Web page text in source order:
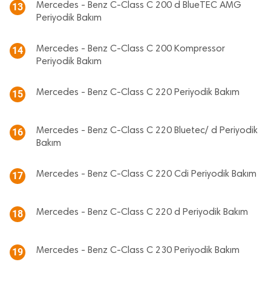
13
Mercedes - Benz C-Class C 200 d BlueTEC AMG
Periyodik Bakım
14
Mercedes - Benz C-Class C 200 Kompressor
Periyodik Bakım
15 Mercedes - Benz C-Class C 220 Periyodik Bakım
16
Mercedes - Benz C-Class C 220 Bluetec/ d Periyodik
Bakım
17 Mercedes - Benz C-Class C 220 Cdi Periyodik Bakım
18 Mercedes - Benz C-Class C 220 d Periyodik Bakım
19 Mercedes - Benz C-Class C 230 Periyodik Bakım